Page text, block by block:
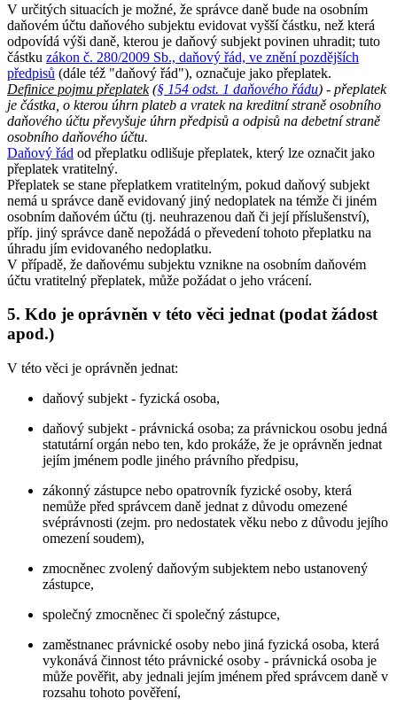
V určitých situacích je možné, že správce daně bude na osobním
daňovém účtu daňového subjektu evidovat vyšší částku, než která
odpovídá výši daně, kterou je daňový subjekt povinen uhradit; tuto
částku zákon č. 280/2009 Sb., daňový řád, ve znění pozdějších
předpisů (dále též "daňový řád"), označuje jako přeplatek.
Definice pojmu přeplatek(§ 154 odst. 1 daňového řádu) - přeplatek
je částka, o kterou úhrn plateb a vratek na kreditní straně osobního
daňového účtu převyšuje úhrn předpisů a odpisů na debetní straně
osobního daňového účtu.
Daňový řád od přeplatku odlišuje přeplatek, který lze označit jako
přeplatek vratitelný.
Přeplatek se stane přeplatkem vratitelným, pokud daňový subjekt
nemá u správce daně evidovaný jiný nedoplatek na témže či jiném
osobním daňovém účtu (tj. neuhrazenou daň či její příslušenství),
příp. jiný správce daně nepožádá o převedení tohoto přeplatku na
úhradu jím evidovaného nedoplatku.
V případě, že daňovému subjektu vznikne na osobním daňovém
účtu vratitelný přeplatek, může požádat o jeho vrácení.
5. Kdo je oprávněn v této věci jednat (podat žádost
apod.)
V této věci je oprávněn jednat:
daňový subjekt - fyzická osoba,
daňový subjekt - právnická osoba; za právnickou osobu jedná
statutární orgán nebo ten, kdo prokáže, že je oprávněn jednat
jejím jménem podle jiného právního předpisu,
zákonný zástupce nebo opatrovník fyzické osoby, která
nemůže před správcem daně jednat z důvodu omezené
svéprávnosti (zejm. pro nedostatek věku nebo z důvodu jejího
omezení soudem),
zmocněnec zvolený daňovým subjektem nebo ustanovený
zástupce,
společný zmocněnec či společný zástupce,
zaměstnanec právnické osoby nebo jiná fyzická osoba, která
vykonává činnost této právnické osoby - právnická osoba je
může pověřit, aby jednali jejím jménem před správcem daně v
rozsahu tohoto pověření,